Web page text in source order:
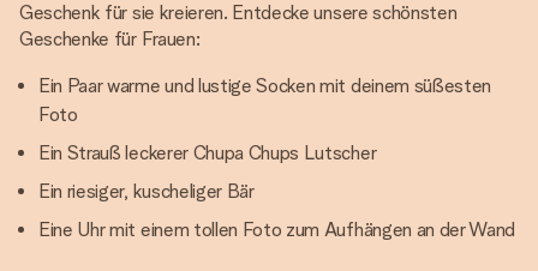
Geschenk für sie kreieren. Entdecke unsere schönsten
Geschenke für Frauen:
Ein Paar warme und lustige Socken mit deinem süßesten
Foto
Ein Strauß leckerer Chupa Chups Lutscher
Ein riesiger, kuscheliger Bär
Eine Uhr mit einem tollen Foto zum Aufhängen an der Wand